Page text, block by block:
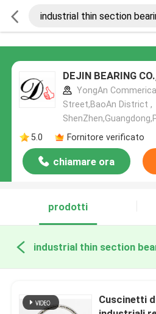
DEJIN BEARING
YongAn
Street,BaoAn District ,
5.0
Fornitore verificato
chiamare ora
prodotti
Cuscinetti